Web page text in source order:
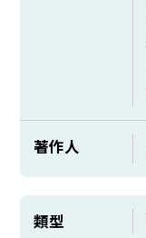
著作人
類型